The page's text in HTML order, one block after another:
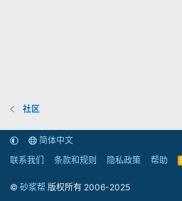
社区
简体中文
联系我们
条款和规则 隐私政策 帮助
© 砂浆帮 版权所有 2006-2025